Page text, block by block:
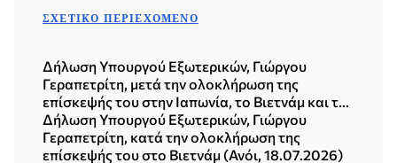
ΣΧΕΤΙΚΌ ΠΕΡΙΕΧΌΜΕΝΟ
Δήλωση Υπουργού Εξωτερικών, Γιώργου
Γεραπετρίτη, μετά την ολοκλήρωση της
επίσκεψής του στην Ιαπωνία, το Βιετνάμ και τη
Δημοκρατία της Κορέας (Σεούλ, 21.07.2026)
Δήλωση Υπουργού Εξωτερικών, Γιώργου
Γεραπετρίτη, κατά την ολοκλήρωση της
επίσκεψής του στο Βιετνάμ (Ανόι, 18.07.2026)